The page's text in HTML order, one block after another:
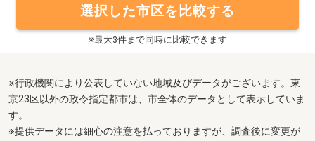
選択した市区を比較する
※最大3件まで同時に比較できます
※行政機関により公表していない地域及びデータがございます。東
京23区以外の政令指定都市は、市全体のデータとして表示していま
す。
※提供データには細心の注意を払っておりますが、調査後に変更が